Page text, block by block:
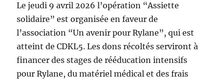
Le jeudi 9 avril 2026 l’opération “Assiette
solidaire” est organisée en faveur de
l’association “Un avenir pour Rylane”, qui est
atteint de CDKL5. Les dons récoltés serviront à
financer des stages de rééducation intensifs
pour Rylane, du matériel médical et des frais